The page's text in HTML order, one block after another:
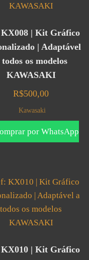
| Kit Gráfico
| Adaptável
todos os modelos
KAWASAKI
R$500,00
Kawasaki
por WhatsApp
| Kit Gráfico